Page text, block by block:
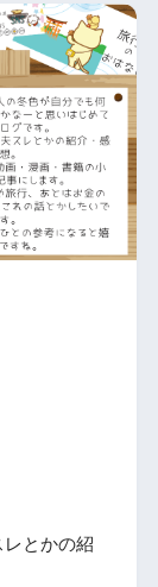
とかの紹